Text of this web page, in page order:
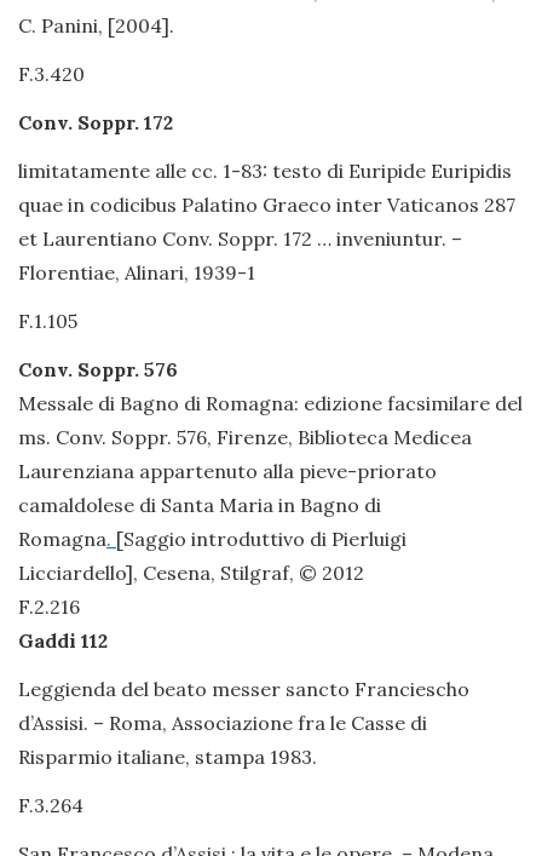
C. Panini, [2004].
F.3.420
Conv. Soppr. 172
limitatamente alle cc. 1-83: testo di Euripide Euripidis
quae in codicibus Palatino Graeco inter Vaticanos 287
et Laurentiano Conv. Soppr. 172 … inveniuntur. –
Florentiae, Alinari, 1939-1
F.1.105
Conv. Soppr. 576
Messale di Bagno di Romagna: edizione facsimilare del
ms. Conv. Soppr. 576, Firenze, Biblioteca Medicea
Laurenziana appartenuto alla pieve-priorato
camaldolese di Santa Maria in Bagno di
Romagna. [Saggio introduttivo di Pierluigi
Licciardello], Cesena, Stilgraf, © 2012
F.2.216
Gaddi 112
Leggienda del beato messer sancto Franciescho
d’Assisi. – Roma, Associazione fra le Casse di
Risparmio italiane, stampa 1983.
F.3.264